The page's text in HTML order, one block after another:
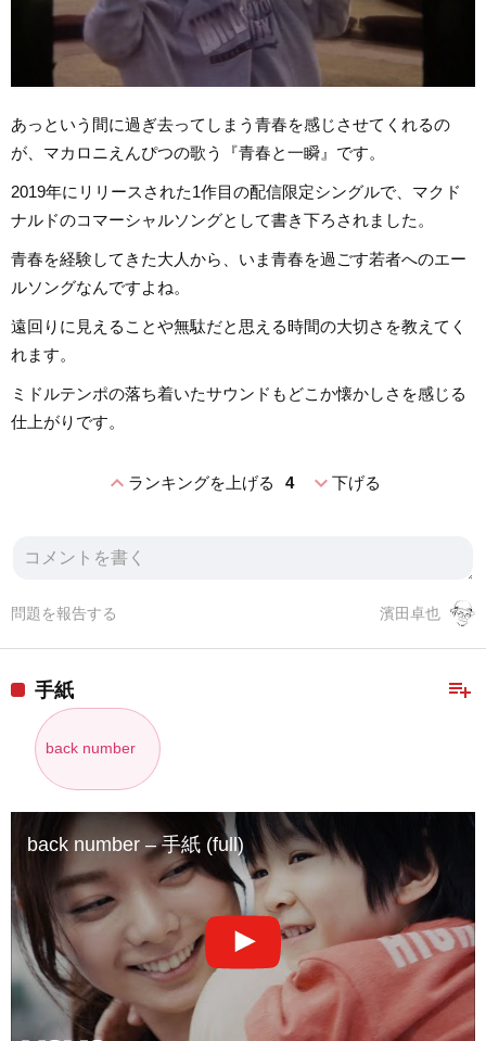
あっという間に過ぎ去ってしまう青春を感じさせてくれるの
が、マカロニえんぴつの歌う『青春と一瞬』です。
2019年にリリースされた1作目の配信限定シングルで、マクド
ナルドのコマーシャルソングとして書き下ろされました。
青春を経験してきた大人から、いま青春を過ごす若者へのエー
ルソングなんですよね。
遠回りに見えることや無駄だと思える時間の大切さを教えてく
れます。
ミドルテンポの落ち着いたサウンドもどこか懐かしさを感じる
仕上がりです。
expand_lessランキングを上げる 4 expand_more下げる
濱田卓也
問題を報告する
playlist_add
手紙
back number
back number – 手紙 (full)